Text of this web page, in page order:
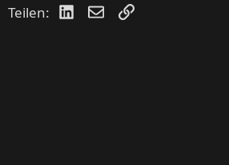
Teilen: LinkedIn
E-MailLink